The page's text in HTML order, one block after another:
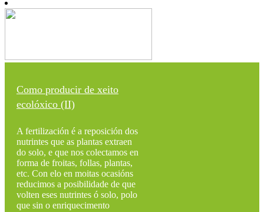
Como producir de xeito
ecolóxico (II)
A fertilización é a reposición dos
nutrintes que as plantas extraen
do solo, e que nos colectamos en
forma de froitas, follas, plantas,
etc. Con elo en moitas ocasións
reducimos a posibilidade de que
volten eses nutrintes ó solo, polo
que sin o enriquecimento